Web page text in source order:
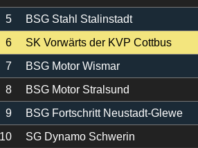
5
BSG Stahl Stalinstadt
6
SK Vorwärts der KVP Cottbus
7
BSG Motor Wismar
8
BSG Motor Stralsund
9
BSG Fortschritt Neustadt-Glewe
10
SG Dynamo Schwerin